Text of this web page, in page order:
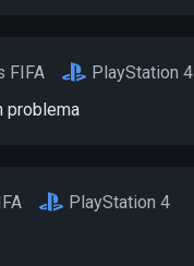
FIFA
PlayStation 4
problema
PlayStation 4